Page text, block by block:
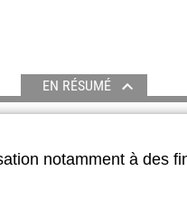
EN RÉSUMÉ
notamment à des